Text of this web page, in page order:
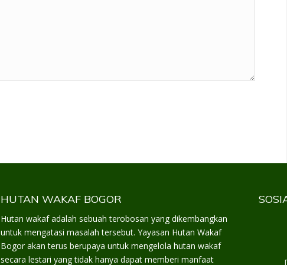
HUTAN WAKAF BOGOR
Hutan wakaf adalah sebuah terobosan yang dikembangkan
untuk mengatasi masalah tersebut. Yayasan Hutan Wakaf
Bogor akan terus berupaya untuk mengelola hutan wakaf
secara lestari yang tidak hanya dapat memberi manfaat